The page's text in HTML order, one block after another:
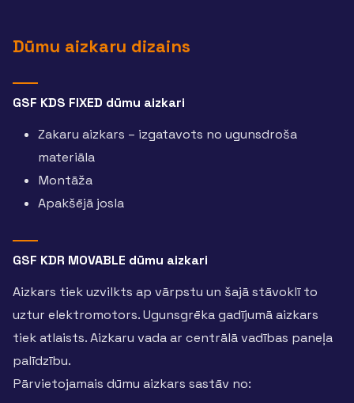
Dūmu aizkaru dizains
GSF KDS FIXED dūmu aizkari
Zakaru aizkars – izgatavots no ugunsdroša
materiāla
Montāža
Apakšējā josla
GSF KDR MOVABLE dūmu aizkari
Aizkars tiek uzvilkts ap vārpstu un šajā stāvoklī to
uztur elektromotors. Ugunsgrēka gadījumā aizkars
tiek atlaists. Aizkaru vada ar centrālā vadības paneļa
palīdzību.
Pārvietojamais dūmu aizkars sastāv no: